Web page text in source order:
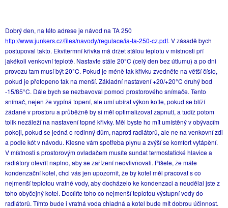
Dobrý den, na této adrese je návod na TA 250
http://www.junkers.cz/files/navody/regulace/ia-ta-250-cz.pdf. V zásadě bych
postupoval takto. Ekvitermní křivka má držet stálou teplotu v místnosti pří
jakékoli venkovní teplotě. Nastavte stále 20°C (celý den bez útlumu) a po dni
provozu tam musí být 20°C. Pokud je méně tak křivku zvedněte na větší číslo,
pokud je přetopeno tak na menší. Základní nastavení +20/+20°C druhý bod
-15/85°C. Dále bych se nezbavoval pomoci prostorového snímače. Tento
snímač, nejen že vypíná topení, ale umí ubírat výkon kotle, pokud se blíží
žádané v prostoru a průběžně by si měl optimalizovat zapnutí, a tudíž potom
tolik nezáleží na nastavení topné křivky. Měl byste ho mít umístěný v obývacím
pokoji, pokud se jedná o rodinný dům, naproti radiátorů, ale ne na venkovní zdi
a podle kót v návodu. Klesne vám spotřeba plynu a zvýší se komfort vytápění.
V místnosti s prostorovým ovladačem musíte sundat termostatické hlavice a
radiátory otevřít naplno, aby se zařízení neovlivňovali. Píšete, že máte
kondenzační kotel, chci vás jen upozornit, že by kotel měl pracovat s co
nejmenší teplotou vratné vody, aby docházelo ke kondenzaci a neudělal jste z
toho obyčejný kotel. Docílíte toho co nejmenší teplotou výstupní vody do
radiátorů. Tímto bude i vratná voda chladná a kotel bude mít dobrou účinnost.